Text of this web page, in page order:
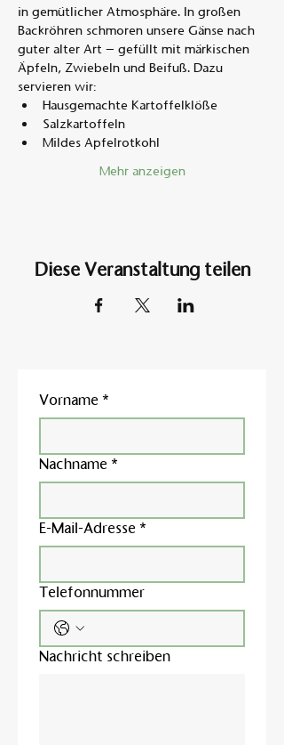
in gemütlicher Atmosphäre. In großen
Backröhren schmoren unsere Gänse nach
guter alter Art – gefüllt mit märkischen
Äpfeln, Zwiebeln und Beifuß. Dazu
servieren wir:
Hausgemachte Kartoffelklöße
Salzkartoffeln
Mildes Apfelrotkohl
Mehr anzeigen
Diese Veranstaltung teilen
Vorname *
Nachname *
E-Mail-Adresse *
Telefonnummer
Nachricht schreiben